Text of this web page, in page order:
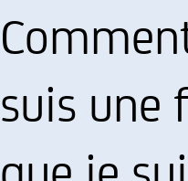
suis une